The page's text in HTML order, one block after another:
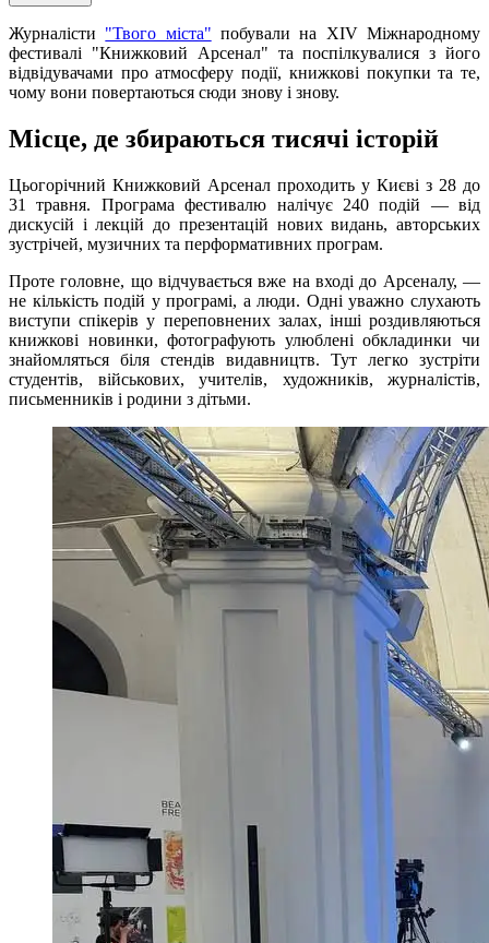
Журналісти "Твого міста" побували на XIV Міжнародному
фестивалі "Книжковий Арсенал" та поспілкувалися з його
відвідувачами про атмосферу події, книжкові покупки та те,
чому вони повертаються сюди знову і знову.
Місце, де збираються тисячі історій
Цьогорічний Книжковий Арсенал проходить у Києві з 28 до
31 травня. Програма фестивалю налічує 240 подій — від
дискусій і лекцій до презентацій нових видань, авторських
зустрічей, музичних та перформативних програм.
Проте головне, що відчувається вже на вході до Арсеналу, —
не кількість подій у програмі, а люди. Одні уважно слухають
виступи спікерів у переповнених залах, інші роздивляються
книжкові новинки, фотографують улюблені обкладинки чи
знайомляться біля стендів видавництв. Тут легко зустріти
студентів, військових, учителів, художників, журналістів,
письменників і родини з дітьми.